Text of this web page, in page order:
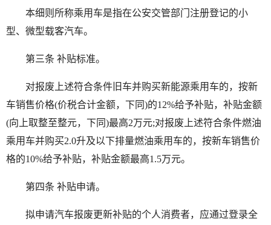
本细则所称乘用车是指在公安交管部门注册登记的小
型、微型载客汽车。
第三条 补贴标准。
对报废上述符合条件旧车并购买新能源乘用车的，按新
车销售价格(价税合计金额，下同)的12%给予补贴，补贴金额
(向上取整至整元，下同)最高2万元;对报废上述符合条件燃油
乘用车并购买2.0升及以下排量燃油乘用车的，按新车销售价
格的10%给予补贴，补贴金额最高1.5万元。
第四条 补贴申请。
拟申请汽车报废更新补贴的个人消费者，应通过登录全